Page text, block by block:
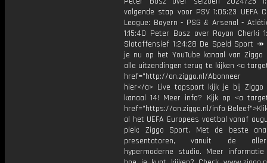
volgende stap voor PSV 1:05:23 UEFA
League: Bayern - PSG & Arsenal -
1:15:40 Peter Bosz over Rayan Cherki
Slotoffensief 1:24:28 De Speld Sport ↠
je nu op het YouTube kanaal van
alle uitzendingen terug te kijken <a
href="http://on.ziggo.nl/
hier</a> Live topsport kijk je bij
kanaal 14! Meer info? Kijk op <a
href="https://on.ziggo.nl/info
al het UEFA Europees voetbal vanaf
plek: Ziggo Sport. Met de beste
presentatoren, vanuit de
hypermoderne studio. Meer